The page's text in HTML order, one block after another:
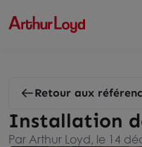
Retour aux
Installation
Par Arthur Loyd, le 14